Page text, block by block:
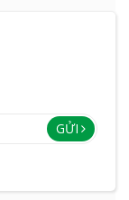
GỬI